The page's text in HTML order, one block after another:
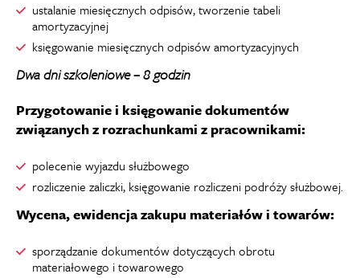
ustalanie miesięcznych odpisów, tworzenie tabeli
amortyzacyjnej
księgowanie miesięcznych odpisów amortyzacyjnych
Dwa dni szkoleniowe – 8 godzin
Przygotowanie i księgowanie dokumentów
związanych z rozrachunkami z pracownikami:
polecenie wyjazdu służbowego
rozliczenie zaliczki, księgowanie rozliczeni podróży służbowej.
Wycena, ewidencja zakupu materiałów i towarów:
sporządzanie dokumentów dotyczących obrotu
materiałowego i towarowego